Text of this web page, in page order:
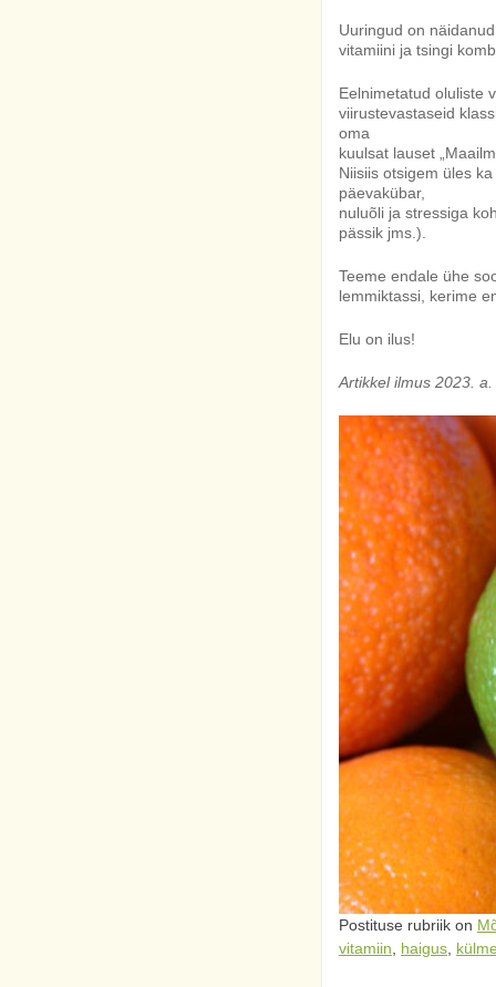
Uuringud on
vitamiini ja tsingi
Eelnimetatud oluliste
viirustevastaseid
oma
kuulsat lauset
Niisiis otsigem üles
päevakübar,
nuluõli ja stressiga
pässik jms.).
Teeme endale ühe
lemmiktassi, kerime
Elu on ilus!
Artikkel ilmus 2023.
Postituse rubriik on
vitamiin
haigus